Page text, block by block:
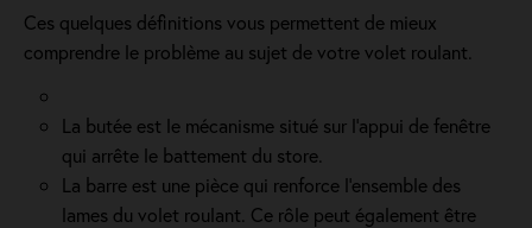
Ces quelques définitions vous permettent de mieux
comprendre le problème au sujet de votre volet roulant.
La butée est le mécanisme situé sur l’appui de fenêtre
qui arrête le battement du store.
La barre est une pièce qui renforce l’ensemble des
lames du volet roulant. Ce rôle peut également être